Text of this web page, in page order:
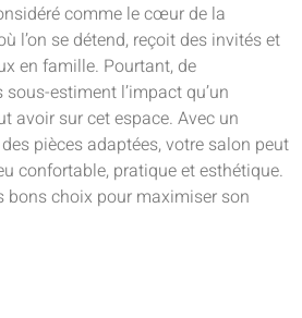
comme le cœur de la
l’on se détend, reçoit des invités et
en famille. Pourtant, de
estiment l’impact qu’un
avoir sur cet espace. Avec un
pièces adaptées, votre salon peut
confortable, pratique et esthétique.
bons choix pour maximiser son